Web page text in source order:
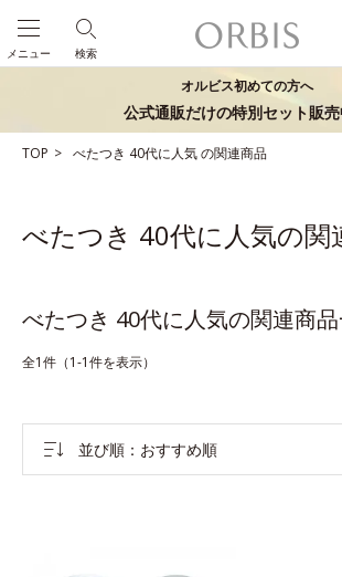
検索
メニュー
オルビス初めての方へ
公式通販だけの特別セット販売
TOP べたつき 40代に人気の関連商品
べたつき 40代に人気の関
べたつき 40代に人気の関連商
全1件（1-1件を表示）
並び順 おすすめ順